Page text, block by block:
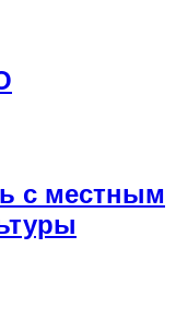
с местным